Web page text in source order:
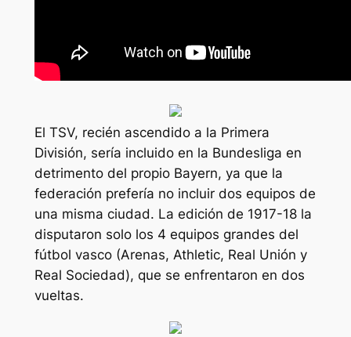
El TSV, recién ascendido a la Primera
División, sería incluido en la Bundesliga en
detrimento del propio Bayern, ya que la
federación prefería no incluir dos equipos de
una misma ciudad. La edición de 1917-18 la
disputaron solo los 4 equipos grandes del
fútbol vasco (Arenas, Athletic, Real Unión y
Real Sociedad), que se enfrentaron en dos
vueltas.